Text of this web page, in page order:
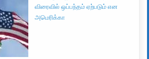
விரைவில் ஒப்பந்தம் ஏற்படும் என
அமெரிக்கா